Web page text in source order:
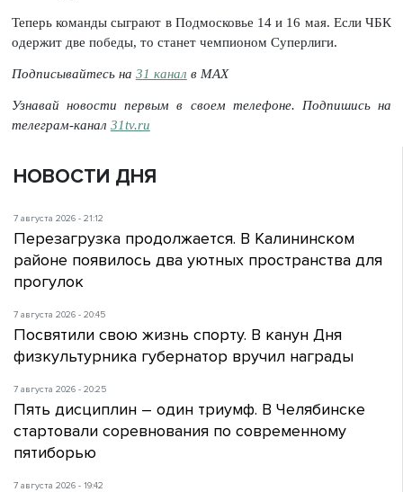
Теперь команды сыграют в Подмосковье 14 и 16 мая. Если ЧБК
одержит две победы, то станет чемпионом Суперлиги.
Подписывайтесь на 31 канал в МАХ
Узнавай новости первым в своем телефоне. Подпишись на
телеграм-канал 31tv.ru
НОВОСТИ ДНЯ
7 августа 2026 - 21:12
Перезагрузка продолжается. В Калининском
районе появилось два уютных пространства для
прогулок
7 августа 2026 - 20:45
Посвятили свою жизнь спорту. В канун Дня
физкультурника губернатор вручил награды
7 августа 2026 - 20:25
Пять дисциплин – один триумф. В Челябинске
стартовали соревнования по современному
пятиборью
7 августа 2026 - 19:42